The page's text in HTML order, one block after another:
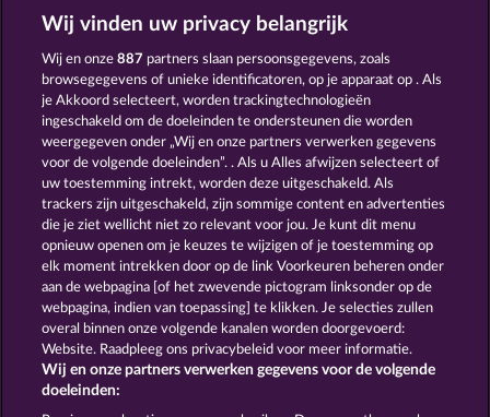
ROMAN LEGION TEXAS TYCOON
DEAD LEGION FORT BRAVE
Algemene voorwaarden Privacyverklaring
Colofon Bedrijf FAQ Woordenlijst
Partnerprogramma Facebook
Wij vinden uw privacy belangrijk
Wij en onze887 partners slaan persoonsgegevens, zoals
browsegegevens of unieke identificatoren, op je apparaat op . Als
je Akkoord selecteert, worden trackingtechnologieën
ingeschakeld om de doeleinden te ondersteunen die worden
weergegeven onder „Wij en onze partners verwerken gegevens
voor de volgende doeleinden”. . Als u Alles afwijzen selecteert of
uw toestemming intrekt, worden deze uitgeschakeld. Als
trackers zijn uitgeschakeld, zijn sommige content en advertenties
die je ziet wellicht niet zo relevant voor jou. Je kunt dit menu
opnieuw openen om je keuzes te wijzigen of je toestemming op
elk moment intrekken door op de link Voorkeuren beheren onder
aan de webpagina [of het zwevende pictogram linksonder op de
webpagina, indien van toepassing] te klikken. Je selecties zullen
overal binnen onze volgende kanalen worden doorgevoerd:
Website. Raadpleeg ons privacybeleid voor meer informatie.
Wij en onze partners verwerken gegevens voor de volgende
doeleinden: